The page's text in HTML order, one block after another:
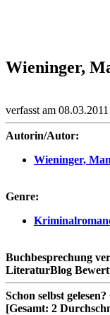
Wieninger,
verfasst am 08.03.2011
Autorin/Autor:
Wieninger,
Genre:
Buchbesprechung
LiteraturBlog
Schon selbst gelesen?
[Gesamt: 2